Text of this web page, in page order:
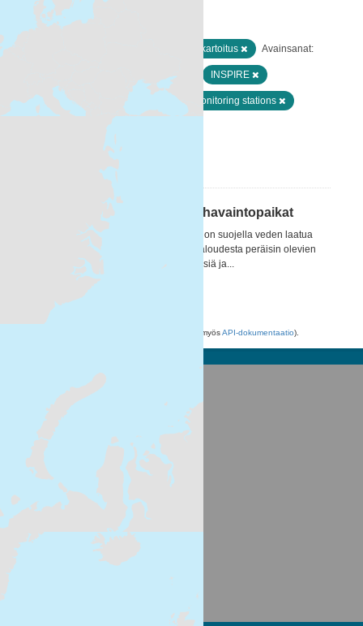
Löytyi 1 datasettiä
Paikkatiedot ja kaukokartoitus Avainsanat:
Maan havainnointi ja ympäristö INSPIRE
Paikkatietoaineisto Nitrates monitoring stations
nitrate directive
Suodattimen tulokset
Nitraattidirektiivin mukaiset havaintopaikat
Nitraattidirektiivin (1991) tarkoituksena on suojella veden laatua
kaikkialla Euroopassa estämällä maataloudesta peräisin olevien
nitraattien pilaamasta pohja- ja pintavesiä ja...
WMS
avulla (katso myösAPI-dokumentaatio).
Suomen ympäristökeskus
Latokartanonkaari 11
FI-00790 Helsinki
Switchboard: +358 295 251 000
Fax: 09 5490 2190
Palvelukuvaus
Tietosuojailmoitus
CKAN ohjelmointirajapinta (API)
CKAN Association
Powered by